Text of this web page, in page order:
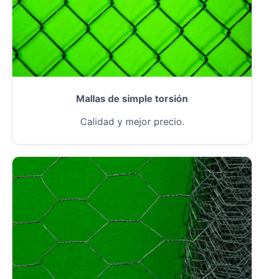
Mallas de simple torsión
Calidad y mejor precio.